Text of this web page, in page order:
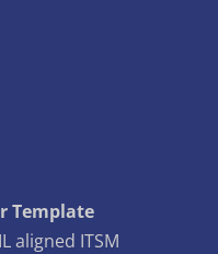
Template
aligned ITSM